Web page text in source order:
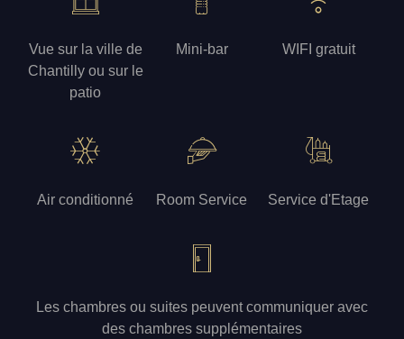
Vue sur la ville de
Chantilly ou sur le
patio
Mini-bar WIFI gratuit
Air conditionné Room Service Service d'Etage
Les chambres ou suites peuvent communiquer avec
des chambres supplémentaires